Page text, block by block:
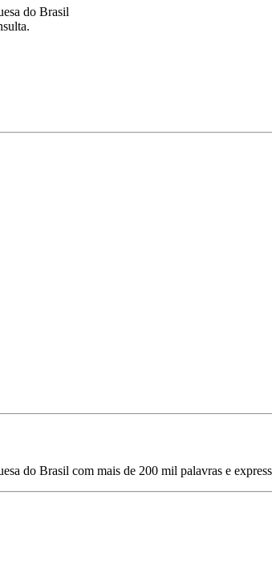
do Brasil
do Brasil com mais de 200 mil palavras e